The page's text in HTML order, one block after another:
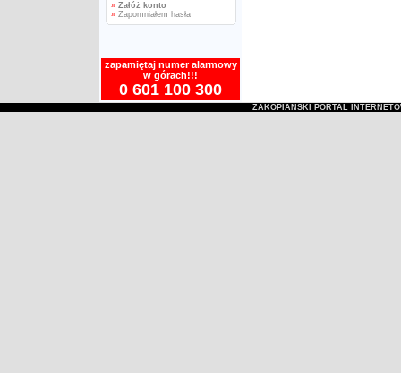
» Załóż konto
»Zapomniałem hasła
zapamiętaj numer alarmowy
w górach!!!
0 601 100 300
ZAKOPIAŃSKI PORTAL